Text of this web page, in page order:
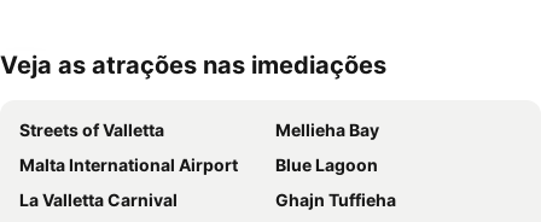
Ampliar mapa
Veja as atrações nas imediações
Streets of Valletta
Mellieha Bay
Malta International Airport
Blue Lagoon
La Valletta Carnival
Ghajn Tuffieha